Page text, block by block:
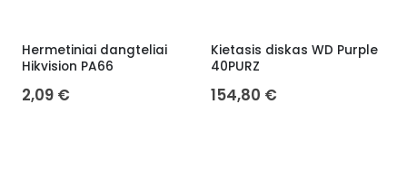
Hermetiniai dangteliai
Hikvision PA66
2,09 €
Kietasis diskas WD Purple
40PURZ
154,80 €